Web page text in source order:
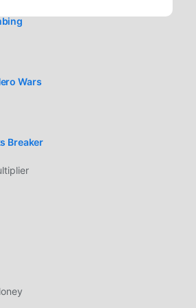
facilmente o jogo e aproveitar a
jogo de arcade Ninja Party
moddroid construiu uma
amantes de jogos de arcade ,
comunique e compartilhe com
arcade pelo mundo. O que você
no modroid e aproveite os jogos de
redor do mundo.
de arcade ,Ninja Party tem um
fazem com que o Ninja Party atraia
e comparado com os jogos
com atualizações ousadas.
a experiência de tela do jogo foi
Mantendo ao máximo o
Wars
Breaker